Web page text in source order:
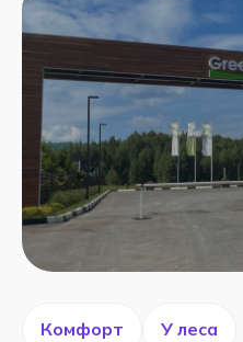
Комфорт У леса